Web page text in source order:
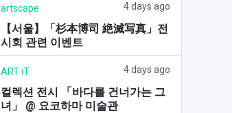
artscape 4 days ago
【서울】「杉本博司 絶滅写真」전
시회 관련 이벤트
ART iT 4 days ago
컬렉션 전시 「바다를 건너가는 그
녀」 @ 요코하마 미술관